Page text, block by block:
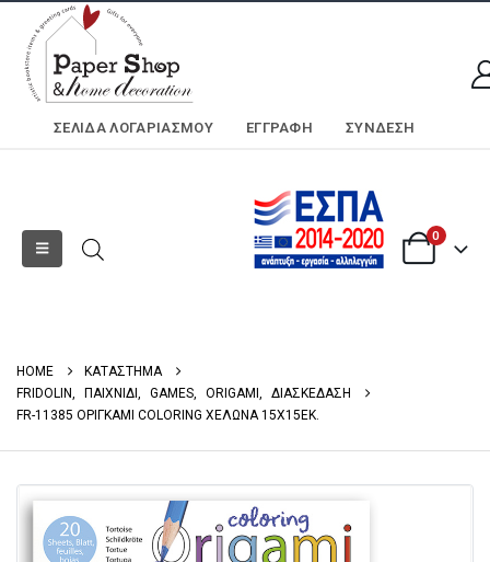
ΣΕΛΊΔΑ ΛΟΓΑΡΙΑΣΜΟΎ ΕΓΓΡΑΦΗ ΣΎΝΔΕΣΗ
0
HOME
ΚΑΤΑΣΤΗΜΑ
FRIDOLIN
ΠΑΙΧΝΙΔΙ GAMES ORIGAMI
ΔΙΑΣΚΕΔΑΣΗ
FR-11385 ΟΡΙΓΚΑΜΙ COLORING ΧΕΛΩΝΑ 15X15EK.